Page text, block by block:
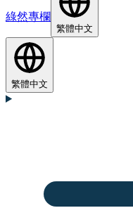
綠然專欄
繁體中文
繁體中文